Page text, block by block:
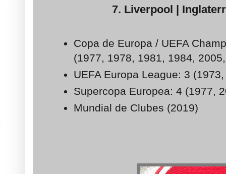
7. Liverpool |
Copa de Europa / UEFA
(1977, 1978, 1981, 1984,
UEFA Europa League: 3
Supercopa Europea: 4 (1977,
Mundial de Clubes (2019)